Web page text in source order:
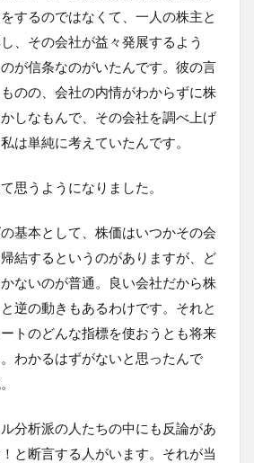
するのではなくて、一人の株主と
、その会社が益々発展するよう
が信条なのがいたんです。彼の言
のの、会社の内情がわからずに株
しなもんで、その会社を調べ上げ
は単純に考えていたんです。
思うようになりました。
基本として、株価はいつかその会
結するというのがありますが、ど
ないのが普通。良い会社だから株
逆の動きもあるわけです。それと
トのどんな指標を使おうとも将来
わかるはずがないと思ったんで
分析派の人たちの中にも反論があ
と断言する人がいます。それが当